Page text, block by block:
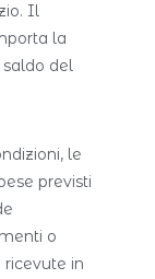
Il
la
del
le
previsti
o
in